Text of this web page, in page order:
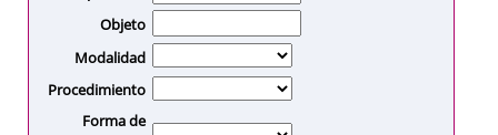
Objeto
Modalidad
Procedimiento
Forma de